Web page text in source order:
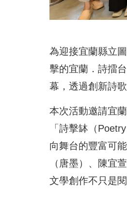
為迎接宜蘭縣立
擊的宜蘭．詩擂
幕，透過創新詩
本次活動邀請宜
「詩擊缽（
向舞台的豐富可
（唐墨）、陳宜
文學創作不只是